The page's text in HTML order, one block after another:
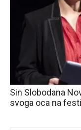
Sin Slobodana
svoga oca na